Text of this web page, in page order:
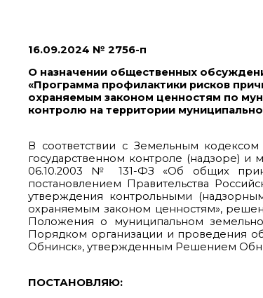
16.09.2024 № 2756-п
О назначении общественных
«Программа профилактики рисков
охраняемым законом ценностям по
контролю на территории
В соответствии с Земельным
государственном контроле (надзоре)
06.10.2003 № 131-ФЗ «Об общих
постановлением Правительства
утверждения контрольными
охраняемым законом ценностям»,
Положения о муниципальном
Порядком организации и проведения
Обнинск», утвержденным Решением
ПОСТАНОВЛЯЮ: